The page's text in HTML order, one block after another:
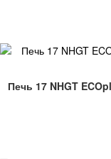
Печь 17 NHGT